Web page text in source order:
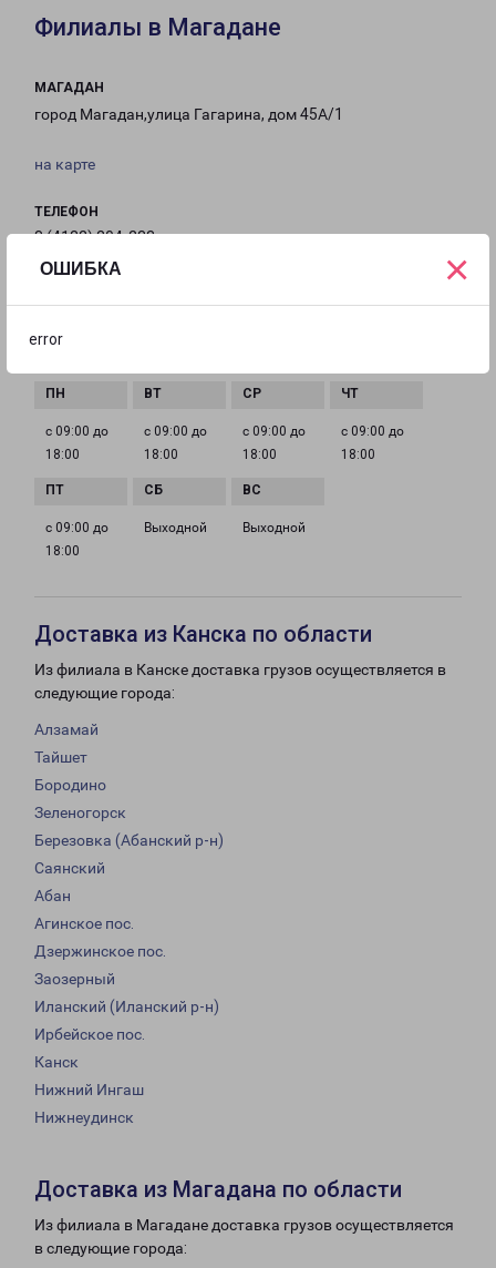
ОШИБКА
error
×
Филиалы в Магадане
МАГАДАН
город Магадан,улица Гагарина, дом 45А/1
на карте
ТЕЛЕФОН
8 (4132) 204-233
magadan-fr@pecom.ru
с 09:00 до
18:00
с 09:00 до
18:00
с 09:00 до
18:00
с 09:00 до
18:00
с 09:00 до
18:00
Выходной Выходной
Доставка из Канска по области
Из филиала в Канске доставка грузов осуществляется в
следующие города:
Алзамай
Тайшет
Бородино
Зеленогорск
Березовка (Абанский р-н)
Саянский
Абан
Агинское пос.
Дзержинское пос.
Заозерный
Иланский (Иланский р-н)
Ирбейское пос.
Канск
Нижний Ингаш
Нижнеудинск
Доставка из Магадана по области
Из филиала в Магадане доставка грузов осуществляется
в следующие города: